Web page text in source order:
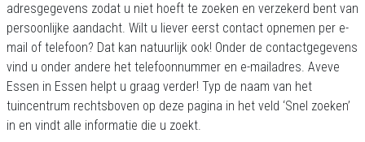
adresgegevens zodat u niet hoeft te zoeken en verzekerd bent van
persoonlijke aandacht. Wilt u liever eerst contact opnemen per e-
mail of telefoon? Dat kan natuurlijk ook! Onder de contactgegevens
vind u onder andere het telefoonnummer en e-mailadres. Aveve
Essen in Essen helpt u graag verder! Typ de naam van het
tuincentrum rechtsboven op deze pagina in het veld ‘Snel zoeken’
in en vindt alle informatie die u zoekt.